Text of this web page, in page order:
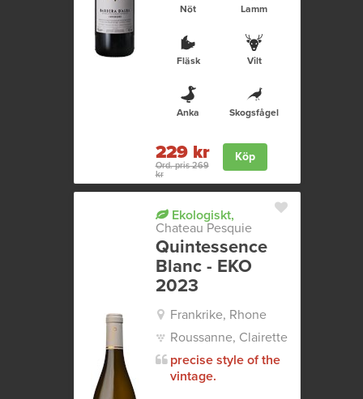
Nöt Lamm
Fläsk Vilt
Anka Skogsfågel
229 kr
Ord. pris 269
kr
Köp
Ekologiskt,
Chateau Pesquie
Quintessence
Blanc - EKO
2023
Frankrike, Rhone
Roussanne, Clairette
precise style of the
vintage.